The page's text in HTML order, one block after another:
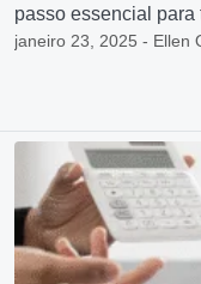
passo essencial para
janeiro 23, 2025 - Ellen